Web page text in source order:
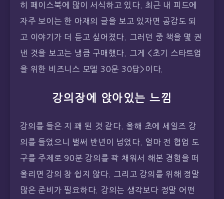
히 페이스북에 많이 서식하고 있다. 최근 내 피드에
자주 보이는 한 아재의 글을 보고 있자면 공감도 되
고 이야기가 더 듣고 싶어졌다. 그러던 중 책을 몇 권
낸 것을 보고는 냉큼 구매했다. 그게 <초기 스타트업
을 위한 비즈니스 모델 30문 30답>이다.
강의장에 앉아있는 느낌
강의를 들은 지 꽤 된 것 같다. 올해 초에 세일즈 강
의를 들었으니 벌써 반년이 넘었다. 얼마 전 협업 도
구를 주제로 90분 강의를 꽉 채워서 해본 경험을 떠
올리면 강의 참 쉽지 않다. 그리고 강의를 위해 정말
많은 준비가 필요하다. 강의는 생각보다 정말 어떤